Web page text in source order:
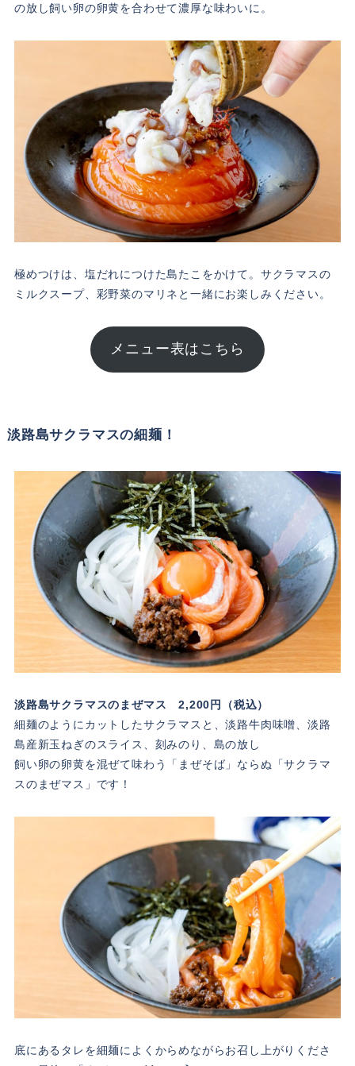
の放し飼い卵の卵黄を合わせて濃厚な味わいに。
極めつけは、塩だれにつけた島たこをかけて。サクラマスの
ミルクスープ、彩野菜のマリネと一緒にお楽しみください。
メニュー表はこちら
淡路島サクラマスの細麺！
淡路島サクラマスのまぜマス 2,200円（税込）
細麺のようにカットしたサクラマスと、淡路牛肉味噌、淡路
島産新玉ねぎのスライス、刻みのり、島の放し
飼い卵の卵黄を混ぜて味わう「まぜそば」ならぬ「サクラマ
スのまぜマス」です！
底にあるタレを細麺によくからめながらお召し上がりくださ